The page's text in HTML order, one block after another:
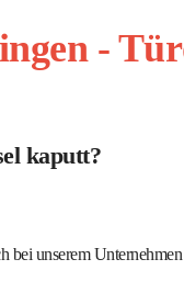
-
kaputt?
bei unserem